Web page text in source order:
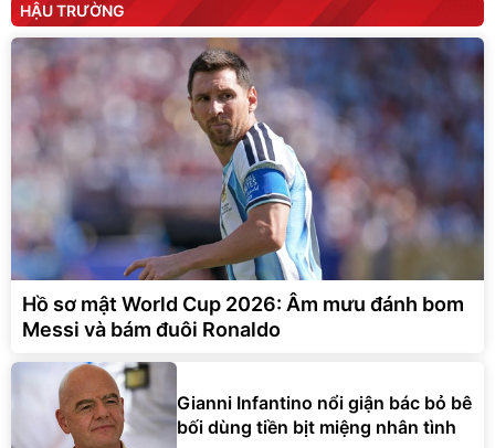
HẬU TRƯỜNG
Hồ sơ mật World Cup 2026: Âm mưu đánh bom
Messi và bám đuôi Ronaldo
Gianni Infantino nổi giận bác bỏ bê
bối dùng tiền bịt miệng nhân tình